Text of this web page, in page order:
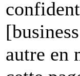
autre en